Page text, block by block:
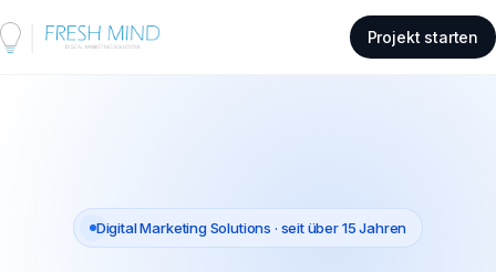
Projekt starten
Digital Marketing Solutions · seit über 15 Jahren